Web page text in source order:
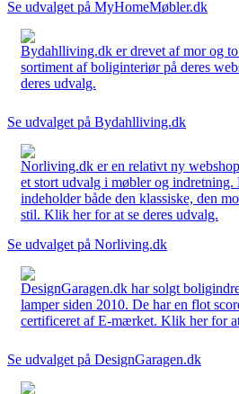
Se udvalget på MyHomeMøbler.dk
Bydahlliving.dk er drevet af mor og
sortiment af boliginteriør på deres
deres udvalg.
Se udvalget på Bydahlliving.dk
Norliving.dk er en relativt ny
et stort udvalg i møbler og indretning.
indeholder både den klassiske, den
stil. Klik her for at se deres udvalg.
Se udvalget på Norliving.dk
DesignGaragen.dk har solgt
lamper siden 2010. De har en flot
certificeret af E-mærket. Klik her for
Se udvalget på DesignGaragen.dk